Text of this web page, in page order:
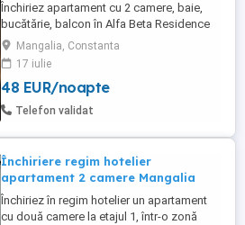
Închiriez apartament cu 2 camere, baie,
bucătărie, balcon în Alfa Beta Residence
Saturn. Preț în funcție de perioada
Mangalia, Constanta
17 iulie
48 EUR/noapte
Telefon validat
Închiriere regim hotelier
apartament 2 camere Mangalia
Închiriez în regim hotelier un apartament
cu două camere la etajul 1, într-o zonă